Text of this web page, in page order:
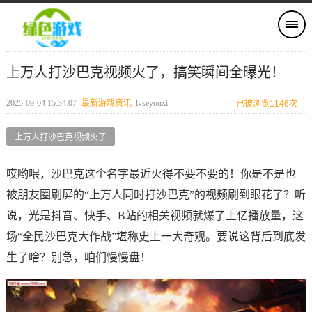
上万人打沙巴克视频火了，搞笑瞬间全曝光！
2025-09-04 15:34:07 最新游戏资讯 lvseyouxi 已被浏览1146次
上万人打沙巴克视频火了
哎哟喂，沙巴克这个名字最近火得不要不要的！你是不是也
被朋友圈刷屏的“上万人同时打沙巴克”的视频刷到眼花了？听
说，光是抖音、快手、B站的相关视频就爆了上亿播放量，这
场“全民沙巴克大作战”堪称史上一大奇观。要说这背后到底发
生了啥？别急，咱们慢慢盘！